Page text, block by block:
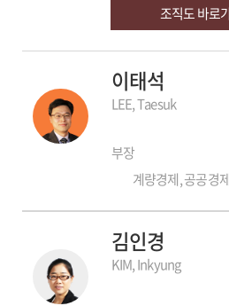
조직도 바로
이태석
LEE, Taesuk
부장
계량경제, 공공경제
김인경
KIM, Inkyung